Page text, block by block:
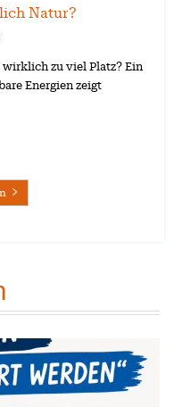
Natur?
zu viel Platz? Ein
Energien zeigt